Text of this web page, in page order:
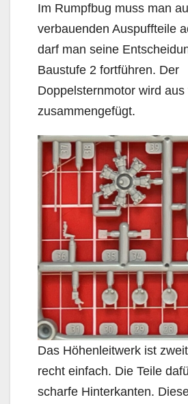
Im Rumpfbug muss man
verbauenden Auspuffteile
darf man seine
Baustufe 2 fortführen. Der
Doppelsternmotor wird aus
zusammengefügt.
Das Höhenleitwerk ist
recht einfach. Die Teile
scharfe Hinterkanten.